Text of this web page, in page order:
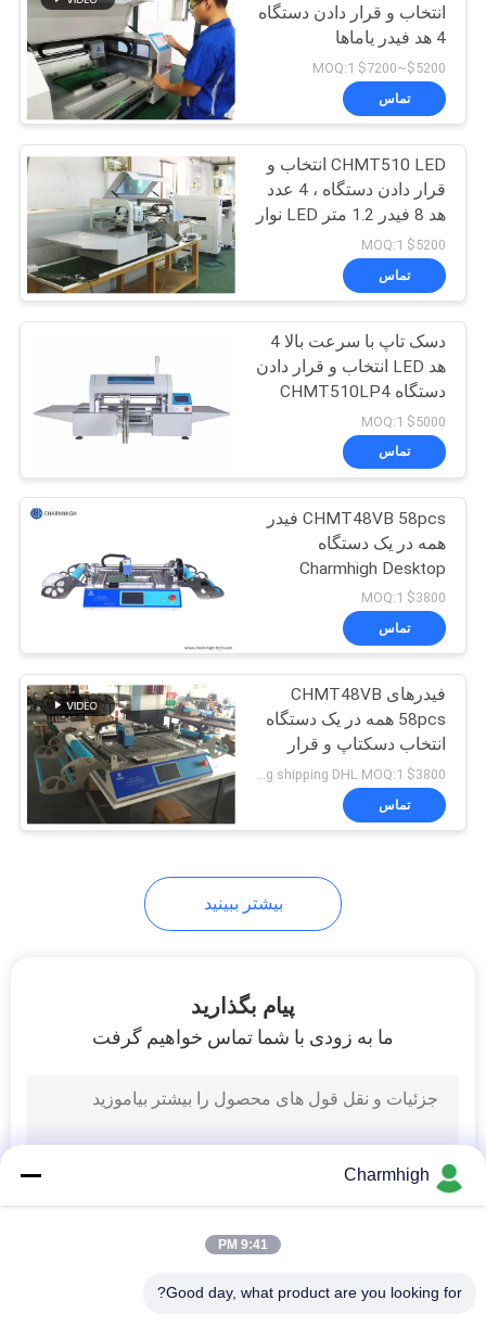
سیاست
حفظ
حریم
خصوصی
انتخاب و قرار دادن دستگاه
4 هد فیدر یاماها
$5200~$7200 MOQ:1
تماس
CHMT510 LED انتخاب و
قرار دادن دستگاه ، 4 عدد
هد 8 فیدر 1.2 متر LED نوار
کوچک دستگاه SMT
$5200 MOQ:1
تماس
دسک تاپ با سرعت بالا 4
هد LED انتخاب و قرار دادن
دستگاه CHMT510LP4
1.2m LED نوار دستگاه
SMT کوچک
$5000 MOQ:1
تماس
CHMT48VB 58pcs فیدر
همه در یک دستگاه
Charmhigh Desktop
انتخاب و نصب دستگاه
SMT کوچک دستگاه
$3800 MOQ:1
تماس
فیدرهای CHMT48VB
58pcs همه در یک دستگاه
انتخاب دسکتاپ و قرار
دادن ماشین SMT کوچک
$3800 including shipping DHL MOQ:1
تماس
بیشتر ببینید
پیام بگذارید
ما به زودی با شما تماس خواهیم گرفت
Charmhigh
9:41 PM
Good day, what product are you looking for?